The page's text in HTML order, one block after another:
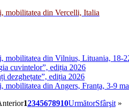
mobilitatea din Vercelli, Italia
mobilitatea din Vilnius, Lituania, 18-
cuvintelor”, ediția 2026
dezghețate”, ediția 2026
mobilitatea din Angers, Franța, 3-9
12345678910UrmătorSfârşit»